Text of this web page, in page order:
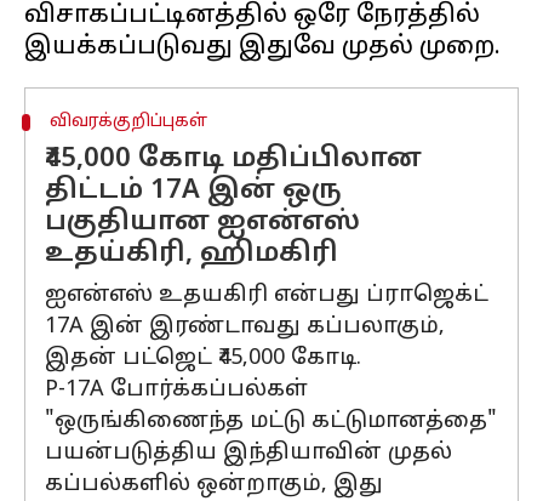
விசாகப்பட்டினத்தில் ஒரே நேரத்தில்
விவரக்குறிப்புகள்
₹45,000 கோடி மதிப்பிலான
திட்டம் 17A இன் ஒரு
பகுதியான ஐஎன்எஸ்
உதய்கிரி, ஹிமகிரி
ஐஎன்எஸ் உதயகிரி என்பது ப்ராஜெக்ட்
17A இன் இரண்டாவது கப்பலாகும்,
இதன் பட்ஜெட் ₹45,000 கோடி.
P-17A போர்க்கப்பல்கள்
"ஒருங்கிணைந்த மட்டு கட்டுமானத்தை"
பயன்படுத்திய இந்தியாவின் முதல்
கப்பல்களில் ஒன்றாகும், இது